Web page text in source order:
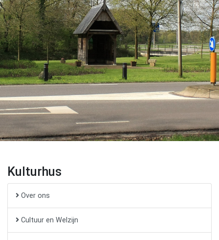
Kulturhus
Over ons
Cultuur en Welzijn